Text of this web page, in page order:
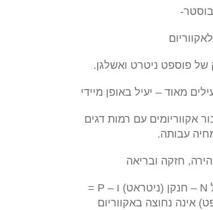
בוסטר-
של פוספט ניטרט ואשלגן.
מאוד – יעיל באופן מיידי
אקווריומים עם רמות דגים
עבותה.
חזקה ובריאה
תוספת של N – חנקן (ניטראט) ו – P =
אינה נחוצה באקווריום